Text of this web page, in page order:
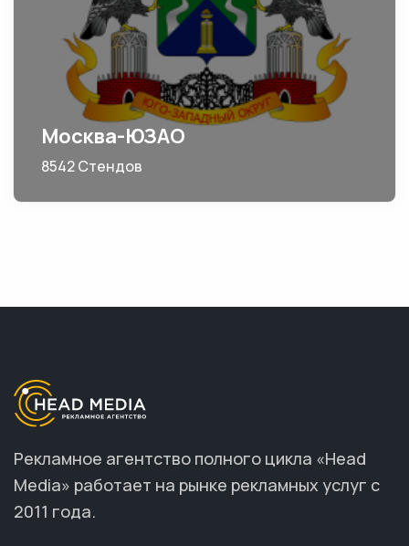
Москва-ЮЗАО
8542 Стендов
Рекламное агентство полного цикла «Head
Media» работает на рынке рекламных услуг с
2011 года.